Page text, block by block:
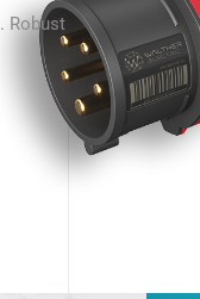
Robust